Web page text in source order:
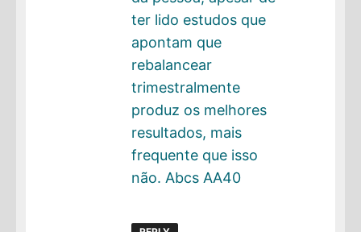
ter lido estudos que
apontam que
rebalancear
trimestralmente
produz os melhores
resultados, mais
frequente que isso
não. Abcs AA40